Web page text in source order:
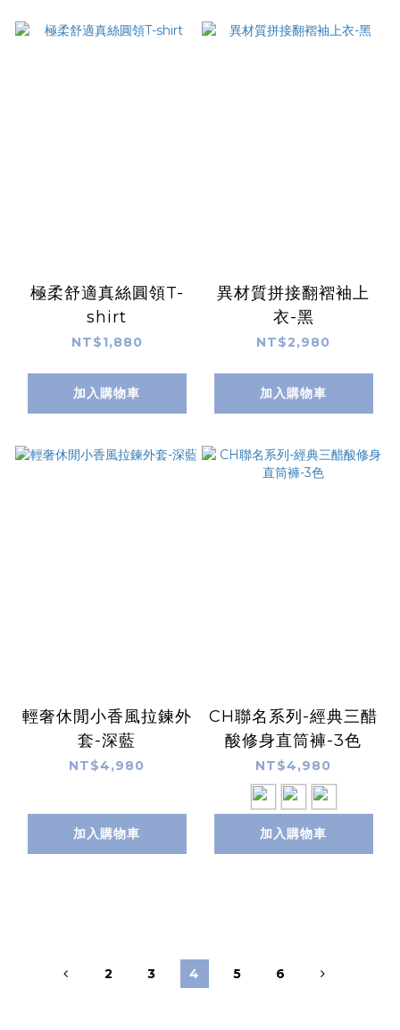
極柔舒適真絲圓領T-
shirt
NT$1,880
加入購物車
異材質拼接翻褶袖上
衣-黑
NT$2,980
加入購物車
輕奢休閒小香風拉鍊外
套-深藍
NT$4,980
加入購物車
CH聯名系列-經典三醋
酸修身直筒褲-3色
NT$4,980
加入購物車
2 3 4 5 6